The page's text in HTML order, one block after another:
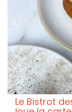
Le Bistrot